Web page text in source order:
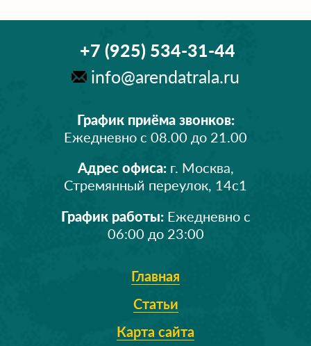
Главная
Статьи
Карта сайта
График приёма звонков:
Ежедневно с 08.00 до 21.00
Адрес офиса:г. Москва,
Стремянный переулок, 14с1
График работы:Ежедневно с
06:00 до 23:00
+7 (925) 534-31-44
info@arendatrala.ru